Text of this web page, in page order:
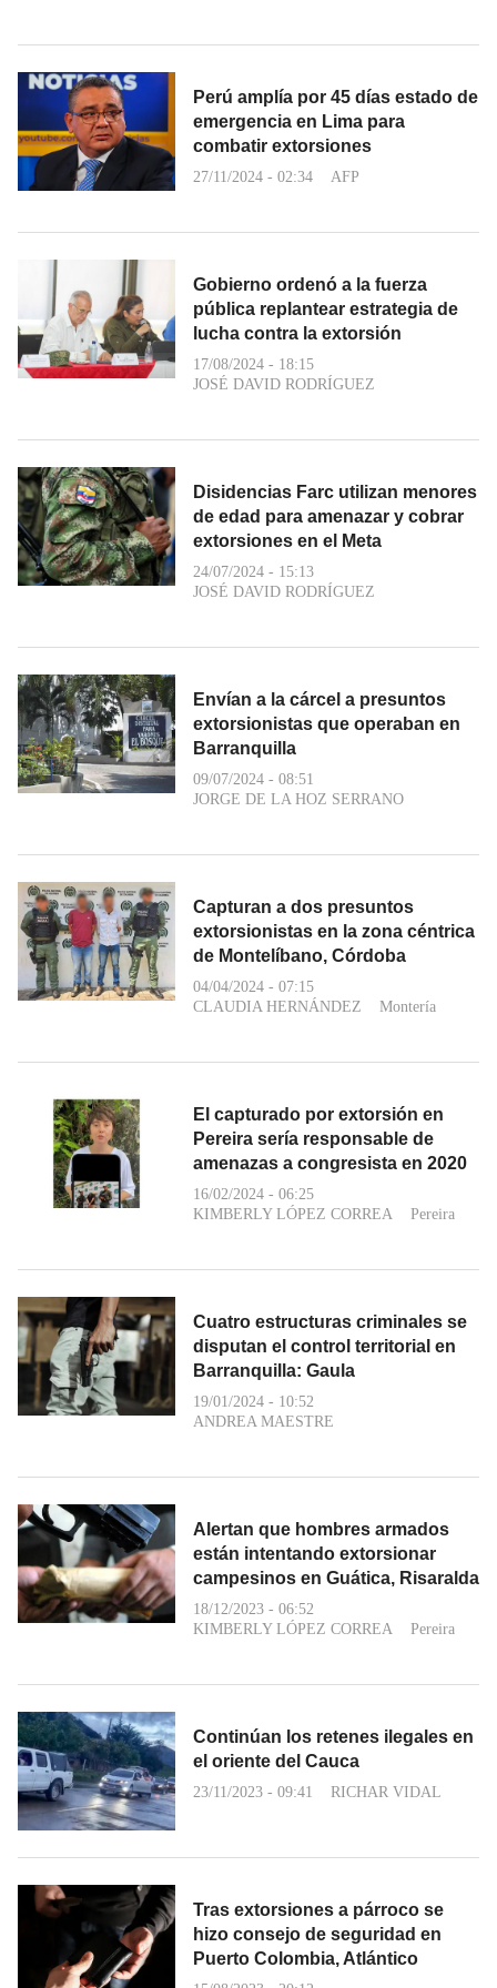
Perú amplía por 45 días estado de
emergencia en Lima para
combatir extorsiones
27/11/2024 - 02:34 AFP
Gobierno ordenó a la fuerza
pública replantear estrategia de
lucha contra la extorsión
17/08/2024 - 18:15
JOSÉ DAVID RODRÍGUEZ
Disidencias Farc utilizan menores
de edad para amenazar y cobrar
extorsiones en el Meta
24/07/2024 - 15:13
JOSÉ DAVID RODRÍGUEZ
Envían a la cárcel a presuntos
extorsionistas que operaban en
Barranquilla
09/07/2024 - 08:51
JORGE DE LA HOZ SERRANO
Capturan a dos presuntos
extorsionistas en la zona céntrica
de Montelíbano, Córdoba
04/04/2024 - 07:15
CLAUDIA HERNÁNDEZ
Montería
El capturado por extorsión en
Pereira sería responsable de
amenazas a congresista en 2020
16/02/2024 - 06:25
KIMBERLY LÓPEZ CORREA
Pereira
Cuatro estructuras criminales se
disputan el control territorial en
Barranquilla: Gaula
19/01/2024 - 10:52
ANDREA MAESTRE
Alertan que hombres armados
están intentando extorsionar
campesinos en Guática, Risaralda
18/12/2023 - 06:52
KIMBERLY LÓPEZ CORREA
Pereira
Continúan los retenes ilegales en
el oriente del Cauca
23/11/2023 - 09:41 RICHAR VIDAL
Tras extorsiones a párroco se
hizo consejo de seguridad en
Puerto Colombia, Atlántico